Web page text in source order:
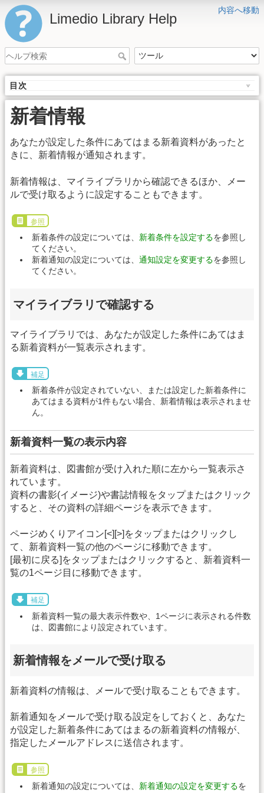
内容へ移動
Limedio Library Help
目次
新着情報
あなたが設定した条件にあてはまる新着資料があったと
きに、新着情報が通知されます。
新着情報は、マイライブラリから確認できるほか、メー
ルで受け取るように設定することもできます。
参照
新着条件の設定については、 新着条件を設定するを参照し
てください。
新着通知の設定については、 通知設定を変更するを参照し
てください。
マイライブラリで確認する
マイライブラリでは、あなたが設定した条件にあてはま
る新着資料が一覧表示されます。
補足
新着条件が設定されていない、または設定した新着条件に
あてはまる資料が1件もない場合、新着情報は表示されませ
ん。
新着資料一覧の表示内容
新着資料は、図書館が受け入れた順に左から一覧表示さ
れています。
資料の書影(イメージ)や書誌情報をタップまたはクリック
すると、その資料の詳細ページを表示できます。
ページめくりアイコン[<][>]をタップまたはクリックし
て、新着資料一覧の他のページに移動できます。
[最初に戻る]をタップまたはクリックすると、新着資料一
覧の1ページ目に移動できます。
補足
新着資料一覧の最大表示件数や、1ページに表示される件数
は、図書館により設定されています。
新着情報をメールで受け取る
新着資料の情報は、メールで受け取ることもできます。
新着通知をメールで受け取る設定をしておくと、あなた
が設定した新着条件にあてはまるの新着資料の情報が、
指定したメールアドレスに送信されます。
参照
新着通知の設定については、 新着通知の設定を変更するを